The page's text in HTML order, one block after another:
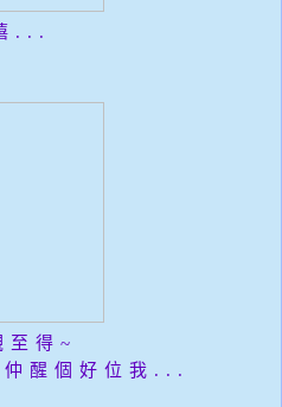
...
至得~
醒個好位我...